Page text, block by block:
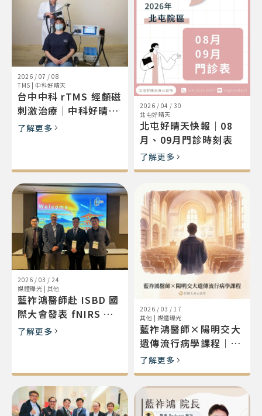
2026 / 07 / 08
TMS | 中科好晴天
台中中科 rTMS 經顱磁
刺激治療｜中科好晴天
（MagVenture・楊哲
了解更多
2026 / 04 / 30
北屯好晴天
北屯好晴天快報｜08
月、09月門診時刻表
了解更多
2026 / 03 / 24
媒體曝光 | 其他
藍祚鴻醫師赴 ISBD 國
際大會發表 fNIRS 腦
功能退化研究
了解更多
2026 / 03 / 17
其他 | 媒體曝光
藍祚鴻醫師×陽明交大
遺傳流行病學課程｜AI
精準醫療
了解更多